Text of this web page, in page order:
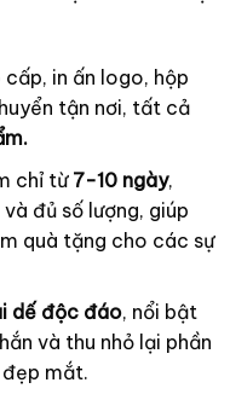
in ấn logo, hộp
tận nơi, tất cả
chỉ từ 7-10 ngày,
đủ số lượng, giúp
quà tặng cho các sự
dế độc đáo, nổi bật
và thu nhỏ lại phần
mắt.